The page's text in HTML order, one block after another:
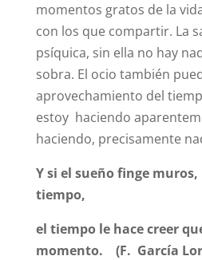
momentos gratos de la
con los que compartir. La
psíquica, sin ella no hay
sobra. El ocio también
aprovechamiento del
estoy haciendo
haciendo, precisamente
Y si el sueño finge
tiempo,
el tiempo le hace creer
momento. (F. García